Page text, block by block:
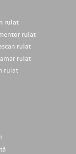
rulat
rulat
rulat
rulat
rulat